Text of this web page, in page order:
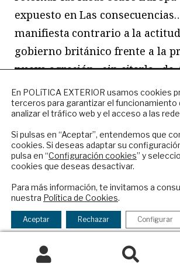
expuesto en Las
manifiesta contrario a la
gobierno británico frente a la
nueva agresión –sin citarla– de
mensaje es rotundo: para
debe abandonarse el falso
poder armamentístico; la
evitarla depende mucho más de
dictatorial aparece más
democrático.
A tales efectos, Keynes
de un pacto entre países
Buscar
En POLíTICA EXTERIOR usamos cookies
terceros para garantizar el funcionamiento
analizar el tráfico web y el acceso a las
Si pulsas en “Aceptar”, entendemos que
cookies. Si deseas adaptar su
pulsa en “Configuración cookies” y
cookies que deseas desactivar.
Para más información, te invitamos a
nuestra Política de Cookies.
Aceptar Rechazar Configurar
NEWSLETTER
Suscríbase a nuestro boletín
reciba en su correo el mejor
internacional en español.
Checkbox
acepto
la
política
de
política de privacidad